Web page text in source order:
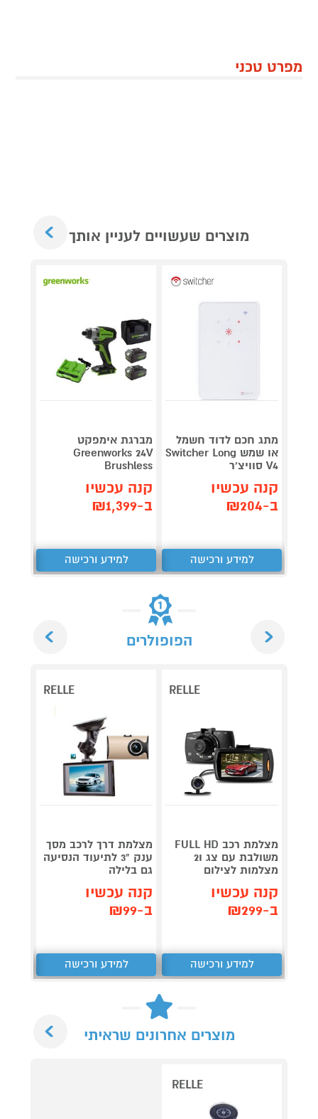
מפרט טכני
מוצרים שעשויים לעניין אותך
מתג חכם לדוד חשמל
או שמש Switcher Long
V4 סוויצ'ר
קנה עכשיו
ב-₪204
למידע ורכישה
מברגת אימפקט
Greenworks 24V
Brushless
קנה עכשיו
ב-₪1,399
למידע ורכישה
הפופולרים
RELLE
מצלמת רכב FULL HD
משולבת עם צג ו2
מצלמות לצילום
קנה עכשיו
ב-₪299
למידע ורכישה
RELLE
מצלמת דרך לרכב מסך
ענק "3 לתיעוד הנסיעה
גם בלילה
קנה עכשיו
ב-₪99
למידע ורכישה
מוצרים אחרונים שראיתי
RELLE